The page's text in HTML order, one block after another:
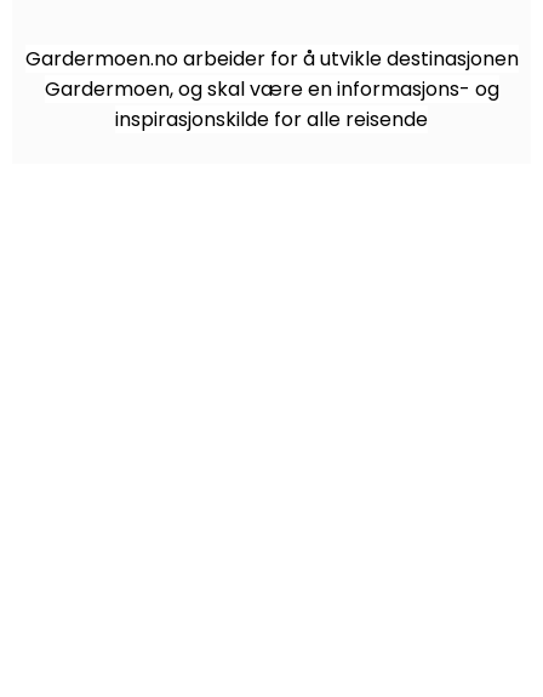
Gardermoen.no arbeider for å utvikle destinasjonen
Gardermoen, og skal være en informasjons- og
inspirasjonskilde for alle reisende